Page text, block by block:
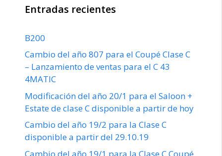
Entradas recientes
B200
Cambio del año 807 para el Coupé Clase C
– Lanzamiento de ventas para el C 43
4MATIC
Modificación del año 20/1 para el Saloon +
Estate de clase C disponible a partir de hoy
Cambio del año 19/2 para la Clase C
disponible a partir del 29.10.19
Cambio del año 19/1 para la Clase C Coupé